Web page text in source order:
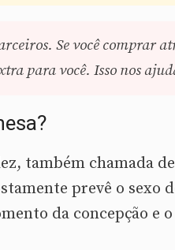
Se você comprar
para você. Isso nos
também chamada de
prevê o sexo
da concepção e o